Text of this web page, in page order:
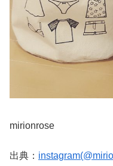
mirionrose
出典：